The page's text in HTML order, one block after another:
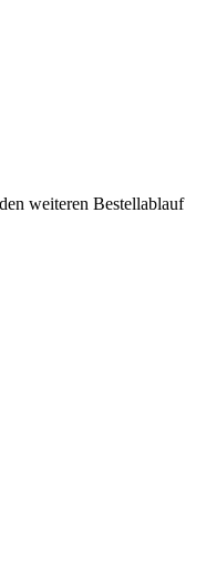
weiteren Bestellablauf